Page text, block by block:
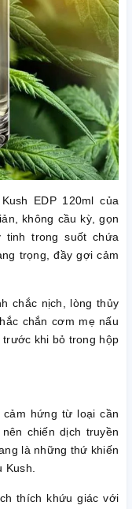
EDP 120ml của
không cầu kỳ, gọn
tinh trong suốt chứa
trọng, đầy gợi cảm
chắc nịch, lòng thủy
chắn cơm mẹ nấu
khi bỏ trong hộp
hứng từ loại cần
chiến dịch truyền
là những thứ khiến
Kush.
thích khứu giác với